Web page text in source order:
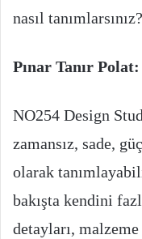
nasıl tanımlarsınız?
Pınar Tanır Polat:
NO254 Design
zamansız, sade,
olarak
bakışta kendini
detayları,